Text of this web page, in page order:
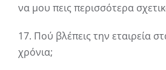
να μου πεις περισσότερα
17. Πού βλέπεις την εταιρεία
χρόνια;